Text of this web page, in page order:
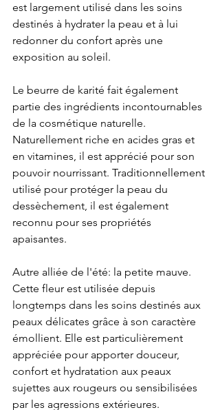
est largement utilisé dans les soins
destinés à hydrater la peau et à lui
redonner du confort après une
exposition au soleil.
Le beurre de karité fait également
partie des ingrédients incontournables
de la cosmétique naturelle.
Naturellement riche en acides gras et
en vitamines, il est apprécié pour son
pouvoir nourrissant. Traditionnellement
utilisé pour protéger la peau du
dessèchement, il est également
reconnu pour ses propriétés
apaisantes.
Autre alliée de l'été: la petite mauve.
Cette fleur est utilisée depuis
longtemps dans les soins destinés aux
peaux délicates grâce à son caractère
émollient. Elle est particulièrement
appréciée pour apporter douceur,
confort et hydratation aux peaux
sujettes aux rougeurs ou sensibilisées
par les agressions extérieures.